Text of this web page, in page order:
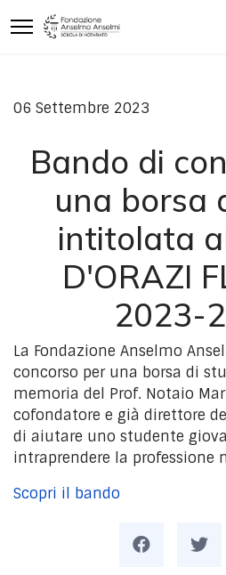
06 Settembre 2023
Bando di
una borsa
intitolata
D'ORAZI
2023-
La Fondazione Anselmo
concorso per una borsa di
memoria del Prof. Notaio
cofondatore e già direttore
di aiutare uno studente
intraprendere la professione
Scopri il bando